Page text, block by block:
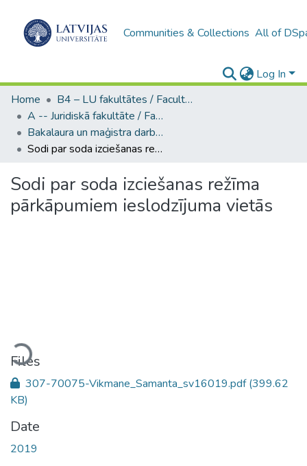
Communities & Collections All of
Log In
Home
B4 – LU fakultātes / Faculties of the UL
A -- Juridiskā fakultāte / Faculty of Law
Bakalaura un maģistra darbi (JF) / Bachelor's and Master's theses
Sodi par soda izciešanas režīma pārkāpumiem ieslodzījuma vietās
Sodi par soda izciešanas režīma
pārkāpumiem ieslodzījuma vietās
Loading...
Files
307-70075-Vikmane_Samanta_sv16019.pdf(399.62
KB)
Date
2019